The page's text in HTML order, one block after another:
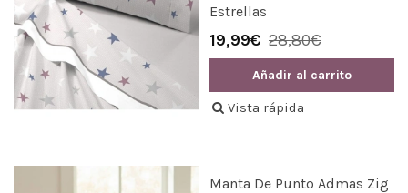
Estrellas
19,99€ 28,80€
Añadir al carrito
Vista rápida
Manta De Punto Admas Zig